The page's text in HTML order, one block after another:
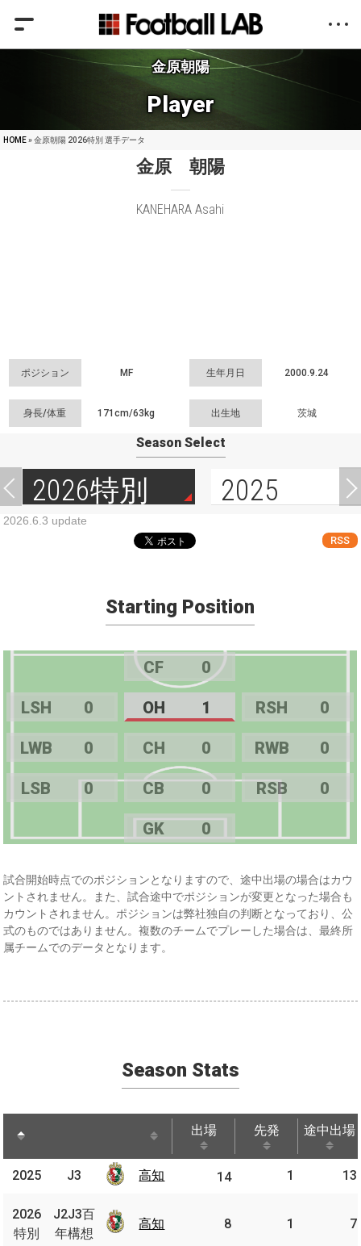
金原朝陽
Player
HOME» 金原朝陽 2026特別 選手データ
金原 朝陽
KANEHARA Asahi
ポジション MF 生年月日 2000.9.24
身長/体重 171cm/63kg 出生地 茨城
Season Select
2026特別 2025
2026.6.3 update
RSS
Starting Position
CF 0
LSH 0 OH 1 RSH 0
LWB 0 CH 0 RWB 0
LSB 0 CB 0 RSB 0
GK 0
試合開始時点でのポジションとなりますので、途中出場の場合はカウ
ントされません。また、試合途中でポジションが変更となった場合も
カウントされません。ポジションは弊社独自の判断となっており、公
式のものではありません。複数のチームでプレーした場合は、最終所
属チームでのデータとなります。
Season Stats
出場 先発 途中出場
途中出場
2025 高知 14 1 13
2026
特別
百年
高知 8 1 7
2025 J3 高知
2026
特別
J2J3百
年構想
高知